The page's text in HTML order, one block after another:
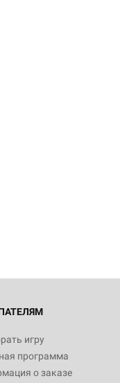
игру
программа
о заказе